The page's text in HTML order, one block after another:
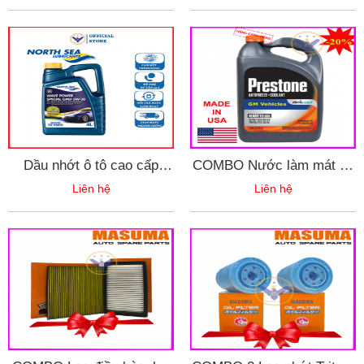
Dầu nhớt ô tô cao cấp
North Sea SPECIAL GMD
Liên hệ
COMBO Nước làm mát xe
ô tô màu đỏ Prestone can
Liên hệ